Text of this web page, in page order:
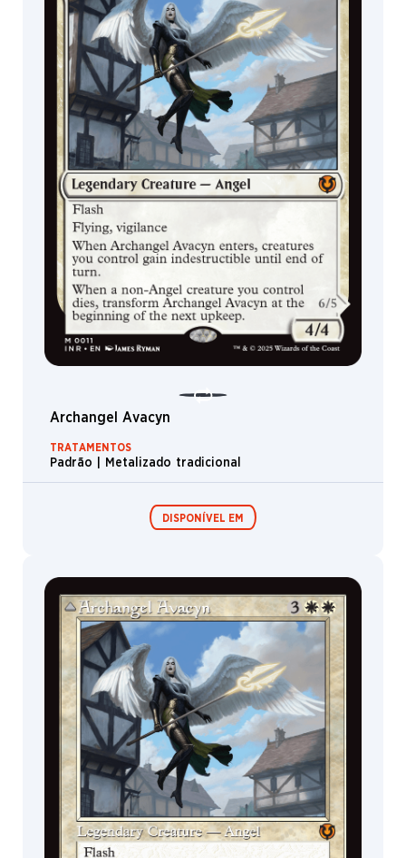
Archangel Avacyn
TRATAMENTOS
Padrão | Metalizado tradicional
DISPONÍVEL EM
Boosters de
Jogo
Boosters de
Colecionador